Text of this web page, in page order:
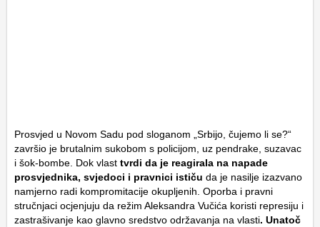
Prosvjed u Novom Sadu pod sloganom „Srbijo, čujemo li se?“
završio je brutalnim sukobom s policijom, uz pendrake, suzavac
i šok-bombe. Dok vlast tvrdi da je reagirala na napade
prosvjednika, svjedoci i pravnici ističu da je nasilje izazvano
namjerno radi kompromitacije okupljenih. Oporba i pravni
stručnjaci ocjenjuju da režim Aleksandra Vučića koristi represiju i
zastrašivanje kao glavno sredstvo održavanja na vlasti. Unatoč